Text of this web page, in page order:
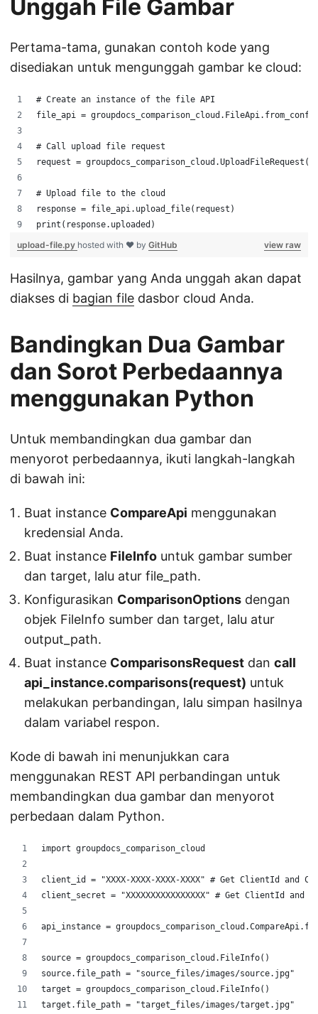
Unggah File Gambar
Pertama-tama, gunakan contoh kode yang
disediakan untuk mengunggah gambar ke cloud:
# Create an instance of the file API
file_api =
# Call upload file request
request =
# Upload file to the cloud
response = file_api.upload_file(request)
print(response.uploaded)
view raw
upload-file.py hosted with ❤ by GitHub
Hasilnya, gambar yang Anda unggah akan dapat
diakses di bagian file dasbor cloud Anda.
Bandingkan Dua Gambar
dan Sorot Perbedaannya
menggunakan Python
Untuk membandingkan dua gambar dan
menyorot perbedaannya, ikuti langkah-langkah
di bawah ini:
Buat instance CompareApi menggunakan
kredensial Anda.
Buat instance FileInfo untuk gambar sumber
dan target, lalu atur file_path.
Konfigurasikan ComparisonOptions dengan
objek FileInfo sumber dan target, lalu atur
output_path.
Buat instance ComparisonsRequest dan call
api_instance.comparisons(request) untuk
melakukan perbandingan, lalu simpan hasilnya
dalam variabel respon.
Kode di bawah ini menunjukkan cara
menggunakan REST API perbandingan untuk
membandingkan dua gambar dan menyorot
perbedaan dalam Python.
import groupdocs_comparison_cloud
client_id = "XXXX-XXXX-XXXX-XXXX" # Get ClientId and
client_secret = "XXXXXXXXXXXXXXXX" # Get ClientId
api_instance =
source = groupdocs_comparison_cloud.FileInfo()
source.file_path = "source_files/images/source.jpg"
target = groupdocs_comparison_cloud.FileInfo()
target.file_path = "target_files/images/target.jpg"